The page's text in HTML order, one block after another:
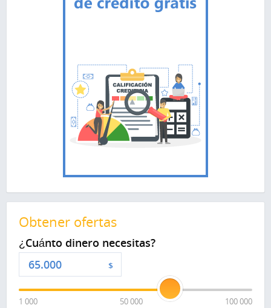
Obtener ofertas
¿Cuánto dinero necesitas?
$
1 000 50 000 100 000